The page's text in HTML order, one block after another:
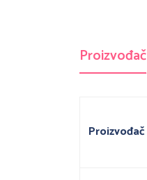
Proizvođač
Proizvođač